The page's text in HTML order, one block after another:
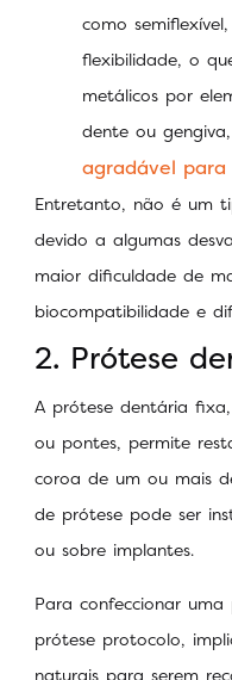
como
flexibilidade, o
metálicos por
dente ou
agradável
Entretanto, não é um
devido a algumas
maior dificuldade de
biocompatibilidade e
2. Prótese
A prótese dentária
ou pontes, permite
coroa de um ou mais
de prótese pode ser
ou sobre implantes.
Para confeccionar
prótese protocolo,
naturais para serem